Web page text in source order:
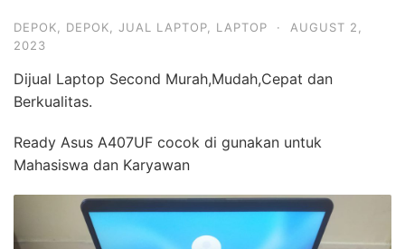
DEPOK DEPOK JUAL LAPTOP LAPTOP ·
AUGUST 2,
2023
Dijual Laptop Second Murah,Mudah,Cepat dan
Berkualitas.
Ready Asus A407UF cocok di gunakan untuk
Mahasiswa dan Karyawan